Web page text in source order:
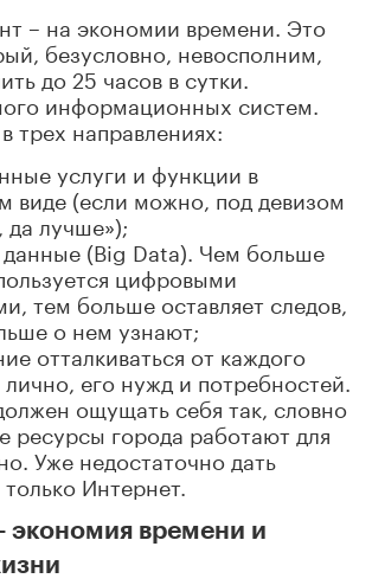
– на экономии времени. Это
безусловно, невосполним,
до 25 часов в сутки.
информационных систем.
трех направлениях:
услуги и функции в
виде (если можно, под девизом
лучше»);
(Big Data). Чем больше
цифровыми
тем больше оставляет следов,
о нем узнают;
отталкиваться от каждого
лично, его нужд и потребностей.
ощущать себя так, словно
ресурсы города работают для
Уже недостаточно дать
Интернет.
экономия времени и